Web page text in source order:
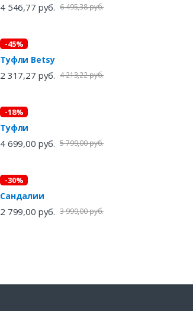
4 546,77 руб. 6 495,38 руб.
-45%
Туфли Betsy
2 317,27 руб. 4 213,22 руб.
-18%
Туфли
4 699,00 руб. 5 799,00 руб.
-30%
Сандалии
2 799,00 руб. 3 999,00 руб.